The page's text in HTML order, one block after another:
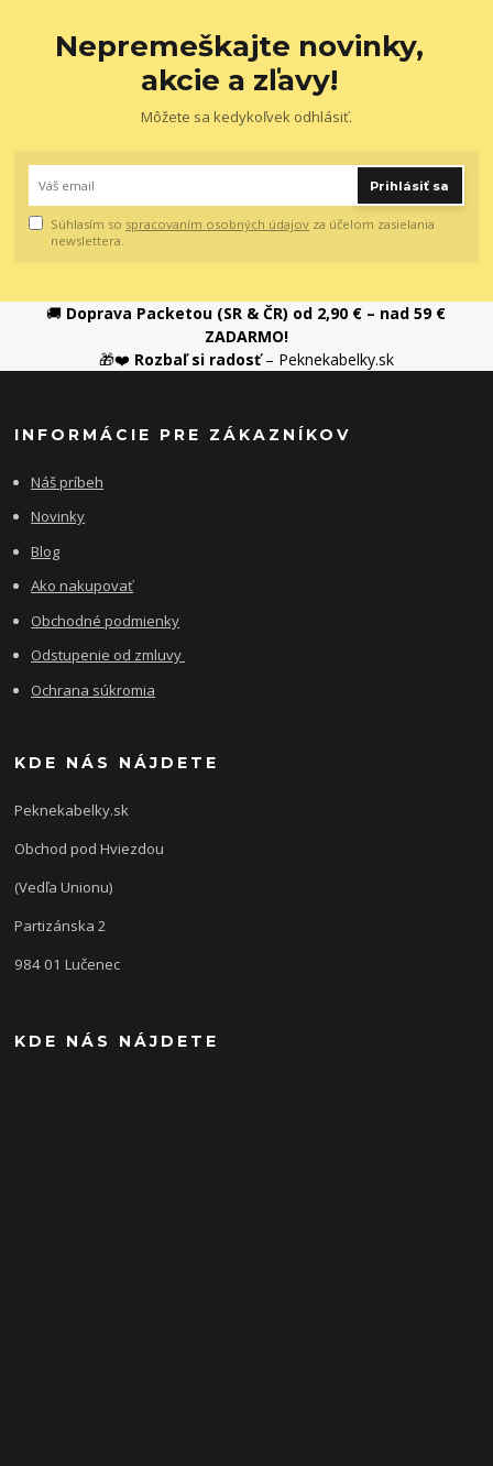
Nepremeškajte novinky,
akcie a zľavy!
Môžete sa kedykoľvek odhlásiť.
Prihlásiť sa
Súhlasím so spracovaním osobných údajov za účelom zasielania
newslettera.
🚚 Doprava Packetou (SR & ČR) od 2,90 € – nad 59 €
ZADARMO!
🎁❤️ Rozbaľ si radosť– Peknekabelky.sk
INFORMÁCIE PRE ZÁKAZNÍKOV
Náš príbeh
Novinky
Blog
Ako nakupovať
Obchodné podmienky
Odstupenie od zmluvy
Ochrana súkromia
KDE NÁS NÁJDETE
Peknekabelky.sk
Obchod pod Hviezdou
(Vedľa Unionu)
Partizánska 2
984 01 Lučenec
KDE NÁS NÁJDETE